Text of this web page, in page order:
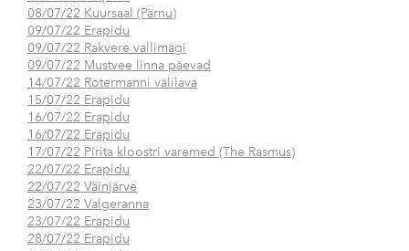
08/07/22 Kuursaal (Pärnu)
09/07/22 Erapidu
09/07/22 Rakvere vallimägi
09/07/22 Mustvee linna päevad
14/07/22 Rotermanni välilava
15/07/22 Erapidu
16/07/22 Erapidu
16/07/22 Erapidu
17/07/22 Pirita kloostri varemed (The Rasmus)
22/07/22 Erapidu
22/07/22 Väinjärve
23/07/22 Valgeranna
23/07/22 Erapidu
28/07/22 Erapidu